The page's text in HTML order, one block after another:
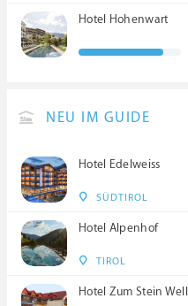
Hotel Hohenwart
NEU IM GUIDE
Hotel Edelweiss
SÜDTIROL
Hotel Alpenhof
TIROL
Hotel Zum Stein